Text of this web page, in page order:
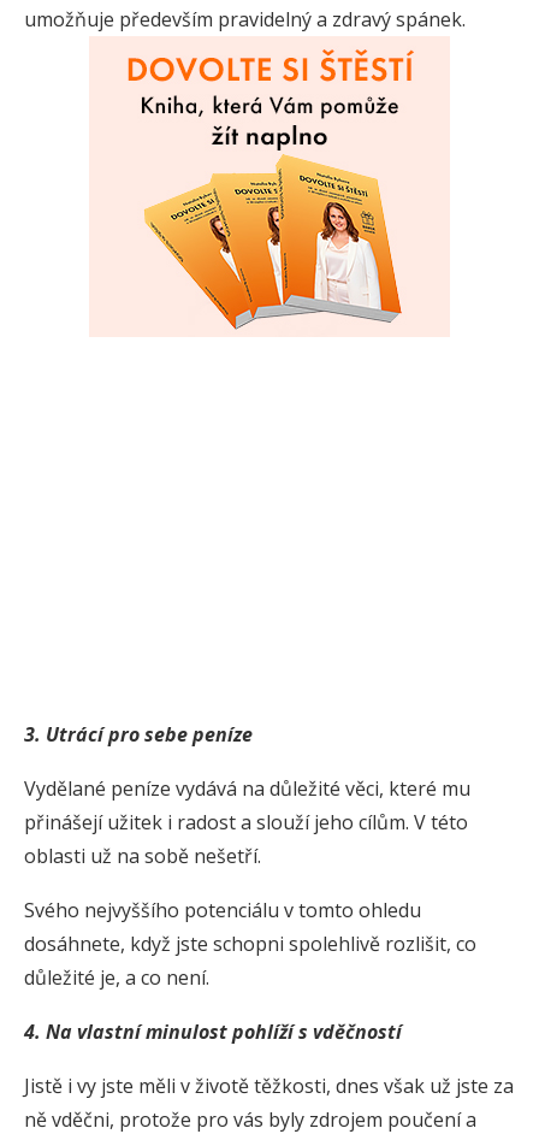
umožňuje především pravidelný a zdravý spánek.
3. Utrácí pro sebe peníze
Vydělané peníze vydává na důležité věci, které mu
přinášejí užitek i radost a slouží jeho cílům. V této
oblasti už na sobě nešetří.
Svého nejvyššího potenciálu v tomto ohledu
dosáhnete, když jste schopni spolehlivě rozlišit, co
důležité je, a co není.
4. Na vlastní minulost pohlíží s vděčností
Jistě i vy jste měli v životě těžkosti, dnes však už jste za
ně vděčni, protože pro vás byly zdrojem poučení a